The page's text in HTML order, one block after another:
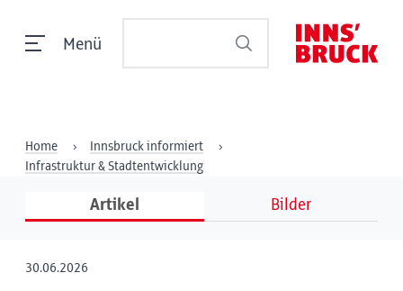
Menü
Home
Innsbruck informiert
Infrastruktur & Stadtentwicklung
Artikel Bilder
30.06.2026